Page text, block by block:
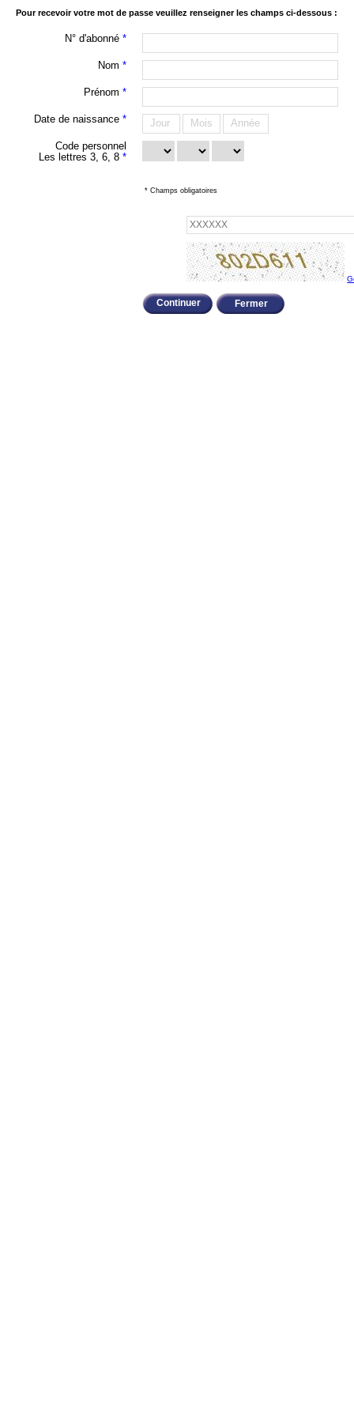
Pour recevoir votre mot de passe veuillez renseigner les champs ci-dessous :
N° d'abonné *
Nom *
Prénom *
Date de naissance * Jour Mois Année
Code personnel
Les lettres 3, 6, 8 *
* Champs obligatoires
Fermer